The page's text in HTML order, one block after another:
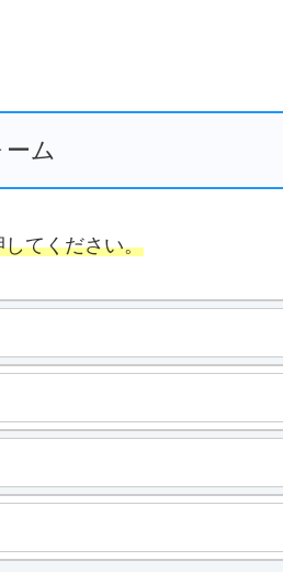
ム
してください。